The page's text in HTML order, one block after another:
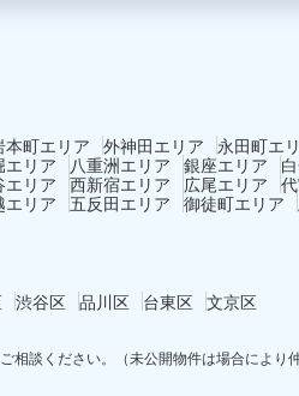
本町エリア 外神田エリア
永田町エ
エリア 八重洲エリア 銀座エリア
エリア 西新宿エリア 広尾エリア
エリア 五反田エリア 御徒町エリア
渋谷区 品川区 台東区 文京区
相談ください。（未公開物件は場合により